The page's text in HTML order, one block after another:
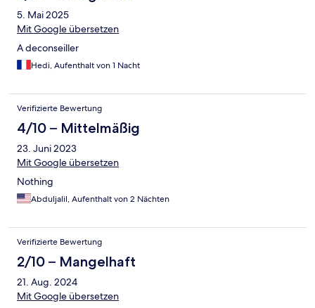
5. Mai 2025
Mit Google übersetzen
A deconseiller
Hedi, Aufenthalt von 1 Nacht
Verifizierte Bewertung
4/10 – Mittelmäßig
23. Juni 2023
Mit Google übersetzen
Nothing
Abduljalil, Aufenthalt von 2 Nächten
Verifizierte Bewertung
2/10 – Mangelhaft
21. Aug. 2024
Mit Google übersetzen